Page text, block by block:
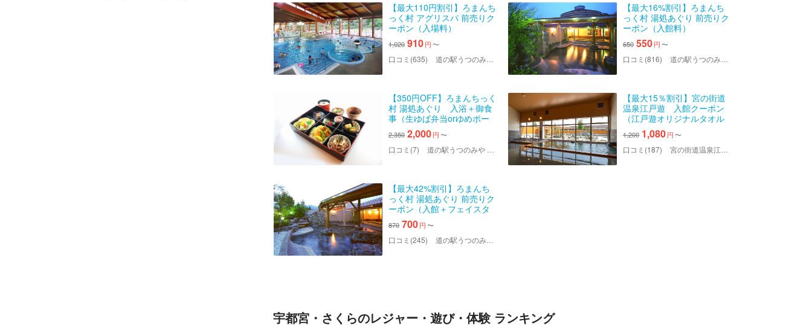
【最大110円割引】ろまんち
っく村 アグリスパ 前売りク
ーポン（入場料）
1,020 910円 〜
口コミ(635) 道の駅うつのみや ろまんちっく村 アグリスパ
【最大16%割引】ろまんち
っく村 湯処あぐり 前売りク
ーポン（入館料）
650 550円 〜
口コミ(816) 道の駅うつのみや ろまんちっく村 湯処あぐり
【350円OFF】ろまんちっく
村 湯処あぐり 入浴＋御食
事（生ゆば弁当orゆめポー
ク とんかつ膳）
2,350 2,000円 〜
口コミ(7) 道の駅うつのみや ろまんちっく村 湯処あぐり
【最大15％割引】宮の街道
温泉江戸遊 入館クーポン
（江戸遊オリジナルタオル
＋レンタルバスタオル付）
1,200 1,080円 〜
口コミ(187) 宮の街道温泉江戸遊
【最大42%割引】ろまんち
っく村 湯処あぐり 前売りク
ーポン（入館＋フェイスタ
オル）
870 700円 〜
口コミ(245) 道の駅うつのみや ろまんちっく村 湯処あぐり
宇都宮・さくらのレジャー・遊び・体験 ランキング